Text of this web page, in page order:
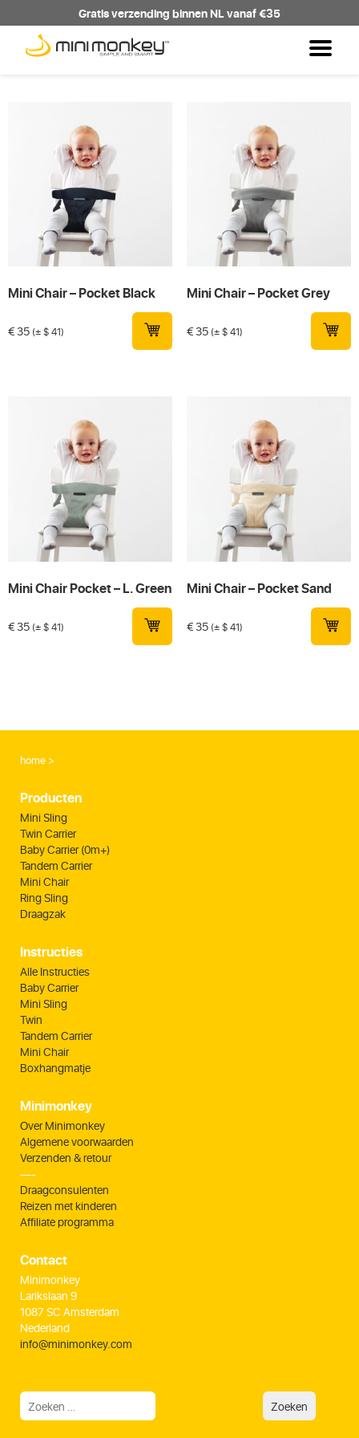
Gratis verzending binnen NL vanaf €35
Mini Chair – Pocket Black
€35 (± $ 41)
Mini Chair – Pocket Grey
€35 (± $ 41)
Mini Chair Pocket – L. Green
€35 (± $ 41)
Mini Chair – Pocket Sand
€35 (± $ 41)
home
Producten
Mini Sling
Twin Carrier
Baby Carrier (0m+)
Tandem Carrier
Mini Chair
Ring Sling
Draagzak
Instructies
Alle Instructies
Baby Carrier
Mini Sling
Twin
Tandem Carrier
Mini Chair
Boxhangmatje
Minimonkey
Over Minimonkey
Algemene voorwaarden
Verzenden & retour
—-
Draagconsulenten
Reizen met kinderen
Affiliate programma
Contact
Minimonkey
Larikslaan 9
1087 SC Amsterdam
Nederland
info@minimonkey.com